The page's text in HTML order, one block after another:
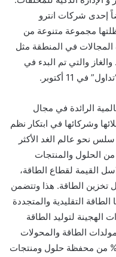
إحدى شركات انترو
مجموعة متنوعة من
في المنطقة مثل
والتي تم البدء في
11 أكتوبر.
الرائدة في مجال
وشركائها في ابتكار نظم
نحو عالم الغد الأكثر
الحلول والمنتجات
القيمة لقطاع الطاقة،
تخزين الطاقة. هذا وتتضمن
التقليدية والمتجددة
الهجينة لتوليد الطاقة
الطاقة والمحولات
الكهربائية. تجدر الإشارة أن أكثر من 50% من محفظة حلول ومنتجات